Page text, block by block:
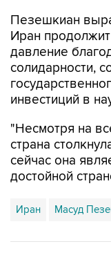
Пезешкиан
Иран
давление
солидарности,
инвестиций в
"Несмотря на
страна
сейчас она
достойной
Иран Масуд